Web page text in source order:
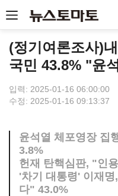
(정기여론조사)
국민 43.8% "윤
입력: 2025-01-16 06:00:00
수정: 2025-01-16 09:13:37
윤석열 체포영장 집
3.8%
헌재 탄핵심판, "인
'차기 대통령' 이재
다" 43.0%